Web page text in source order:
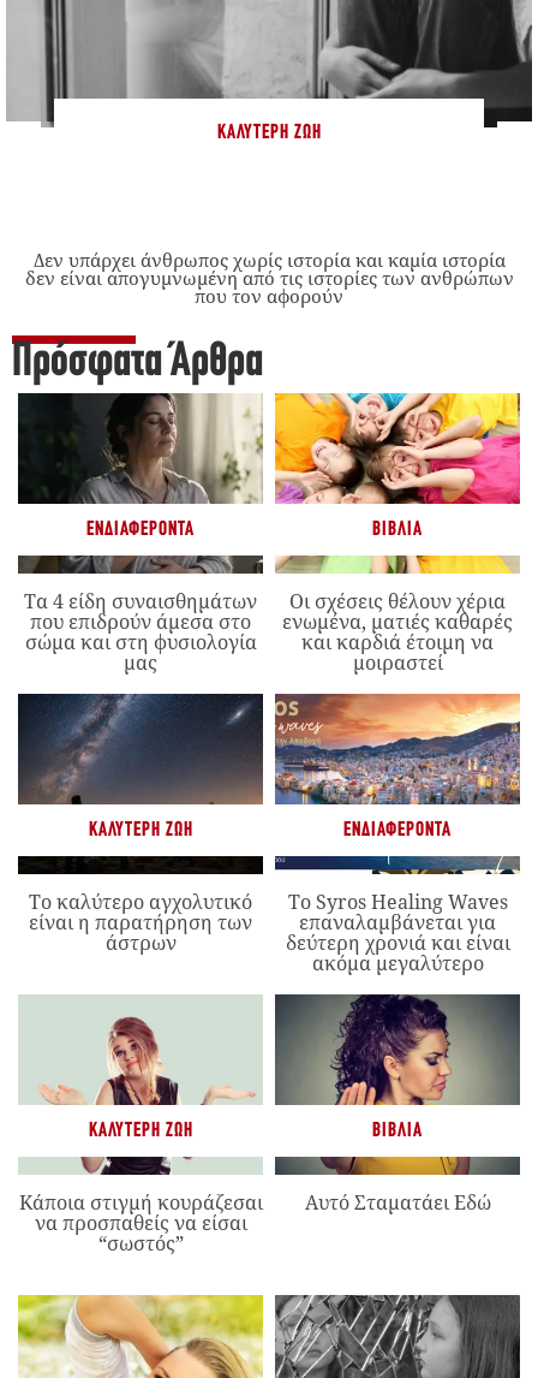
ΚΑΛΎΤΕΡΗ ΖΩΉ
Δεν υπάρχει άνθρωπος χωρίς ιστορία και καμία ιστορία
δεν είναι απογυμνωμένη από τις ιστορίες των ανθρώπων
που τον αφορούν
Πρόσφατα Άρθρα
ΕΝΔΙΑΦΈΡΟΝΤΑ
Τα 4 είδη συναισθημάτων
που επιδρούν άμεσα στο
σώμα και στη φυσιολογία
μας
ΒΙΒΛΊΑ
Οι σχέσεις θέλουν χέρια
ενωμένα, ματιές καθαρές
και καρδιά έτοιμη να
μοιραστεί
ΚΑΛΎΤΕΡΗ ΖΩΉ
Το καλύτερο αγχολυτικό
είναι η παρατήρηση των
άστρων
ΕΝΔΙΑΦΈΡΟΝΤΑ
Το Syros Healing Waves
επαναλαμβάνεται για
δεύτερη χρονιά και είναι
ακόμα μεγαλύτερο
ΚΑΛΎΤΕΡΗ ΖΩΉ
Κάποια στιγμή κουράζεσαι
να προσπαθείς να είσαι
“σωστός”
ΒΙΒΛΊΑ
Αυτό Σταματάει Εδώ